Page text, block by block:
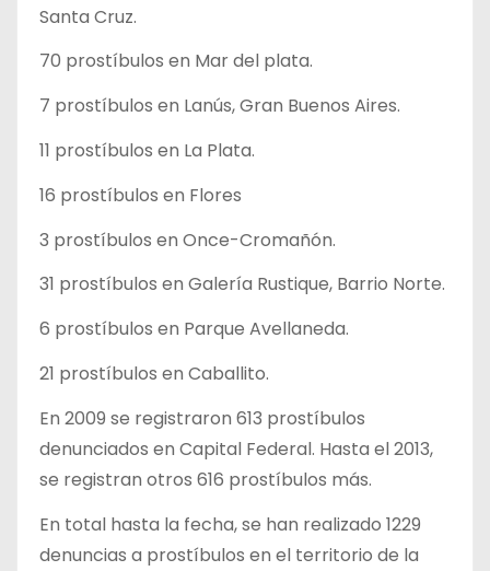
Santa Cruz.
70 prostíbulos en Mar del plata.
7 prostíbulos en Lanús, Gran Buenos Aires.
11 prostíbulos en La Plata.
16 prostíbulos en Flores
3 prostíbulos en Once-Cromañón.
31 prostíbulos en Galería Rustique, Barrio Norte.
6 prostíbulos en Parque Avellaneda.
21 prostíbulos en Caballito.
En 2009 se registraron 613 prostíbulos
denunciados en Capital Federal. Hasta el 2013,
se registran otros 616 prostíbulos más.
En total hasta la fecha, se han realizado 1229
denuncias a prostíbulos en el territorio de la